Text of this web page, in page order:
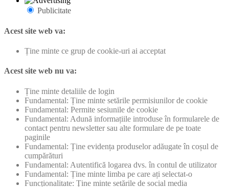
Publicitate
Acest site web va:
Ține minte ce grup de cookie-uri ai acceptat
Acest site web nu va:
Ține minte detaliile de login
Fundamental: Ține minte setările permisiunilor de cookie
Fundamental: Permite sesiunile de cookie
Fundamental: Adună informațiile introduse în formularele de
contact pentru newsletter sau alte formulare de pe toate
paginile
Fundamental: Ține evidența produselor adăugate în coșul de
cumpărături
Fundamental: Autentifică logarea dvs. în contul de utilizator
Fundamental: Ține minte limba pe care ați selectat-o
Funcționalitate: Ține minte setările de social media